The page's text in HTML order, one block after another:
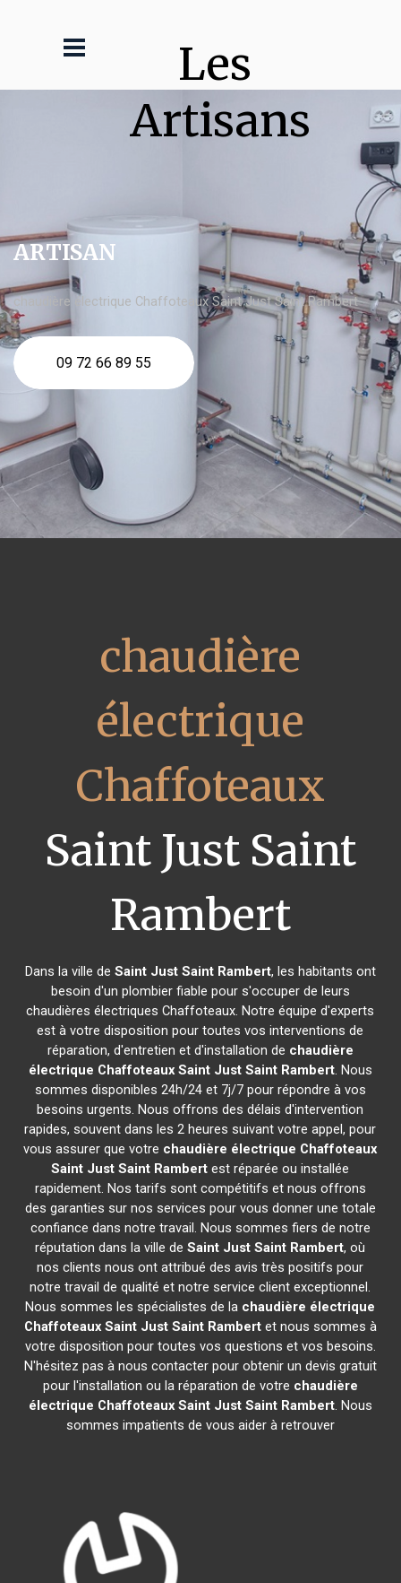
Les
Artisans
ARTISAN
chaudière électrique Chaffoteaux Saint Just Saint Rambert
09 72 66 89 55
chaudière
électrique
Chaffoteaux
Saint Just Saint
Rambert
Dans la ville de Saint Just Saint Rambert, les habitants ont
besoin d'un plombier fiable pour s'occuper de leurs
chaudières électriques Chaffoteaux. Notre équipe d'experts
est à votre disposition pour toutes vos interventions de
réparation, d'entretien et d'installation de chaudière
électrique Chaffoteaux Saint Just Saint Rambert. Nous
sommes disponibles 24h/24 et 7j/7 pour répondre à vos
besoins urgents. Nous offrons des délais d'intervention
rapides, souvent dans les 2 heures suivant votre appel, pour
vous assurer que votre chaudière électrique Chaffoteaux
Saint Just Saint Rambert est réparée ou installée
rapidement. Nos tarifs sont compétitifs et nous offrons
des garanties sur nos services pour vous donner une totale
confiance dans notre travail. Nous sommes fiers de notre
réputation dans la ville deSaint Just Saint Rambert, où
nos clients nous ont attribué des avis très positifs pour
notre travail de qualité et notre service client exceptionnel.
Nous sommes les spécialistes de la chaudière électrique
Chaffoteaux Saint Just Saint Rambertet nous sommes à
votre disposition pour toutes vos questions et vos besoins.
N'hésitez pas à nous contacter pour obtenir un devis gratuit
pour l'installation ou la réparation de votre chaudière
électrique Chaffoteaux Saint Just Saint Rambert. Nous
sommes impatients de vous aider à retrouver